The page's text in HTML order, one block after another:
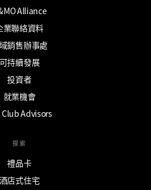
Alliance
業聯絡資料
銷售辦事處
可持續發展
投資者
就業機會
Club Advisors
探索
禮品卡
酒店式住宅